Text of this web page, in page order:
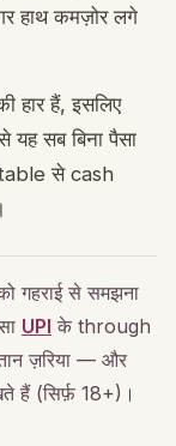
हाथ कमज़ोर लगे
हार हैं, इसलिए
सब बिना पैसा
से cash
गहराई से समझना
UPI के through
ज़रिया — और
हैं (सिर्फ़ 18+)।